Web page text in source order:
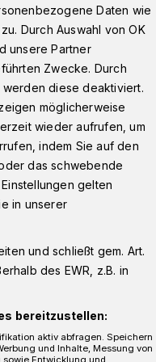
Daten wie
Durch Auswahl von OK
unsere Partner
Zwecke. Durch
werden diese deaktiviert.
möglicherweise
wieder aufrufen, um
indem Sie auf den
das schwebende
gelten
in unserer
und schließt gem. Art.
des EWR, z.B. in
bereitzustellen:
aktiv abfragen. Speichern
und Inhalte, Messung von
Entwicklung und